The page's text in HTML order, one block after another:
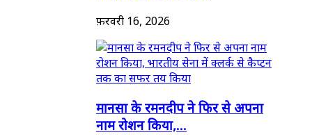
फ़रवरी 16, 2026
मानसा के रमनदीप ने फिर से अपना
नाम रोशन किया,...